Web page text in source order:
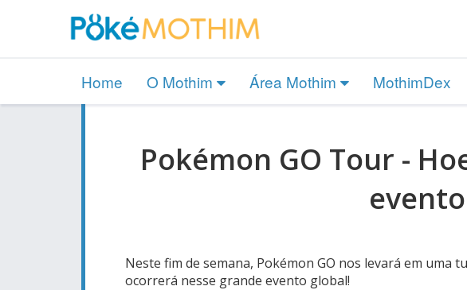
Home O Mothim Área Mothim MothimDex
Pokémon GO Tour -
Neste fim de semana, Pokémon GO nos levará em uma
ocorrerá nesse grande evento global!